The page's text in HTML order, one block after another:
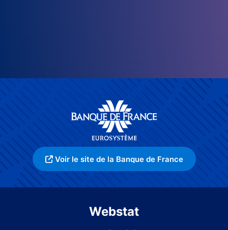
Voir le site de la Banque de France
Webstat